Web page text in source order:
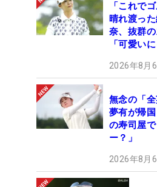
「これで
晴れ渡っ
奈、抜群
「可愛い
2026年8月
無念の「
夢有が帰
の寿司屋
ー？」
2026年8月